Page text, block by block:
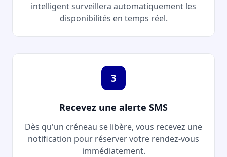
intelligent surveillera automatiquement les
disponibilités en temps réel.
3
Recevez une alerte SMS
Dès qu'un créneau se libère, vous recevez une
notification pour réserver votre rendez-vous
immédiatement.